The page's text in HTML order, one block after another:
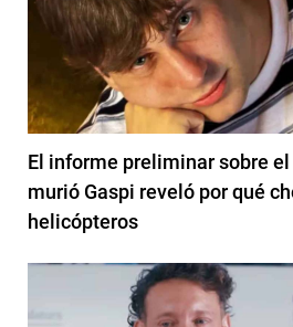
El informe preliminar sobre
murió Gaspi reveló por qué
helicópteros